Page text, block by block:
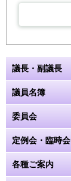
議長・副議長
議員名簿
委員会
定例会・臨時会
各種ご案内